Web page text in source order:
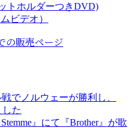
トホルダーつきDVD)
ビデオ）
の販売ページ
でノルウェーが勝利し、
した
Stemme』にて『Brother』が歌